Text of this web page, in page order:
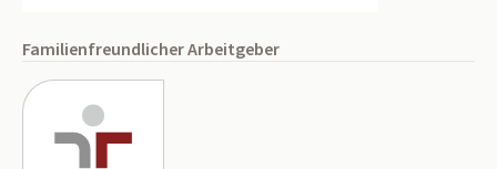
Familienfreundlicher Arbeitgeber